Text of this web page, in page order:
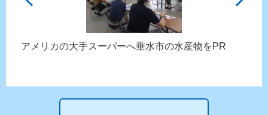
アメリカの大手スーパーへ垂水市の水産物をPR